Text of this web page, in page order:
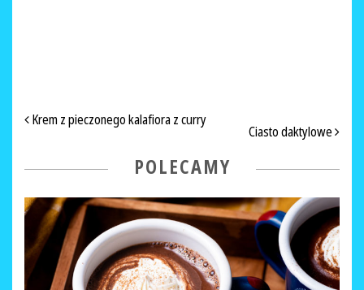
NAWIGACJA PO ARTYKUŁACH
Krem z pieczonego kalafiora z curry
Ciasto daktylowe
POLECAMY